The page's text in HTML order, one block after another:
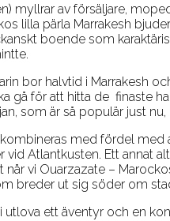
myllrar av försäljare,
lilla pärla Marrakesh
boende som
bor halvtid i Marrakesh
gå för att hitta de finaste
som är så populär just
med fördel
Atlantkusten. Ett annat
når vi Ouarzazate –
breder ut sig söder om
utlova ett äventyr och en